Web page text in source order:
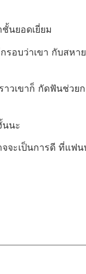
นยอดเยี่ยม
รอบว่าเขา กับสหา
าวเขาก็ กัดฟันช่วย
นนะ
จจะเป็นการดี ที่แฟ